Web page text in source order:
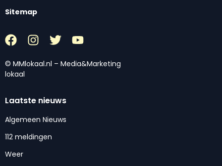
Sitemap
© MMlokaal.nl – Media&Marketing
lokaal
Laatste nieuws
Algemeen Nieuws
112 meldingen
Weer